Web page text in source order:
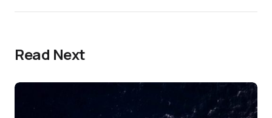
Read Next